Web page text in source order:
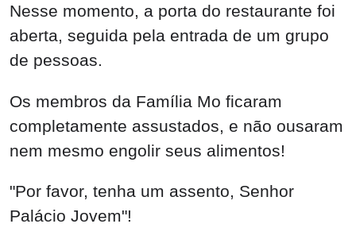
Nesse momento, a porta do restaurante foi
aberta, seguida pela entrada de um grupo
de pessoas.
Os membros da Família Mo ficaram
completamente assustados, e não ousaram
nem mesmo engolir seus alimentos!
"Por favor, tenha um assento, Senhor
Palácio Jovem"!